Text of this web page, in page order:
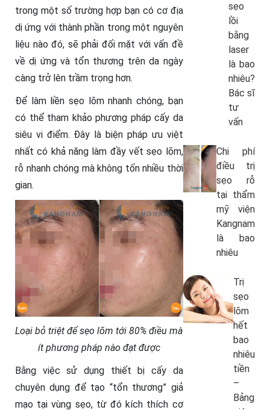
trong một số trường hợp bạn có cơ địa
dị ứng với thành phần trong một nguyên
liệu nào đó, sẽ phải đối mặt với vấn đề
về dị ứng và tổn thương trên da ngày
càng trở lên trầm trọng hơn.
Để làm liền sẹo lõm nhanh chóng, bạn
có thể tham khảo phương pháp cấy da
siêu vi điểm. Đây là biện pháp ưu việt
nhất có khả năng làm đầy vết sẹo lõm,
rỗ nhanh chóng mà không tốn nhiều thời
gian.
Loại bỏ triệt để sẹo lõm tới 80% điều mà
ít phương pháp nào đạt được
Bằng việc sử dụng thiết bị cấy da
chuyên dụng để tạo “tổn thương” giả
mạo tại vùng sẹo, từ đó kích thích cơ
sẹo
lồi
bằng
laser
là bao
nhiêu?
Bác sĩ
tư
vấn
Chi phí
điều trị
sẹo rỗ
tại thẩm
mỹ viện
Kangnam
là bao
nhiêu
Trị
sẹo
lõm
hết
bao
nhiêu
tiền
–
Bảng